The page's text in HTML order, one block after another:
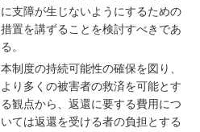
に支障が生じないようにするための
措置を講ずることを検討すべきであ
る。
本制度の持続可能性の確保を図り、
より多くの被害者の救済を可能とす
る観点から、返還に要する費用につ
いては返還を受ける者の負担とする